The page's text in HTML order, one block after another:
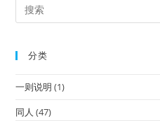
分类
一则说明 (1)
同人 (47)